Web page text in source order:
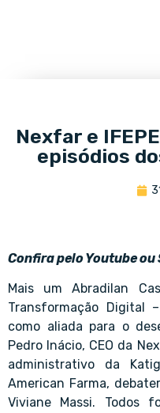
Nexfar e
episódios
Confira pelo Youtube
Mais um Abradilan
Transformação Digital
como aliada para o
Pedro Inácio, CEO da
administrativo da
American Farma,
Viviane Massi. Todos